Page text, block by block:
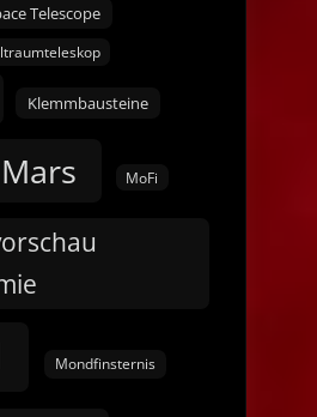
Telescope
Klemmbausteine
Mars MoFi
Mondfinsternis